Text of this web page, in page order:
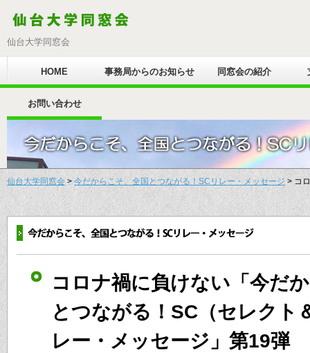
仙台大学同窓会
HOME 事務局からのお知らせ 同窓会の紹介
お問い合わせ
仙台大学同窓会 > 今だからこそ、全国とつながる！SCリレー・メッセージ > コ
コロナ禍に負けない「今だ
とつながる！SC（セレクト
レー・メッセージ」第19弾